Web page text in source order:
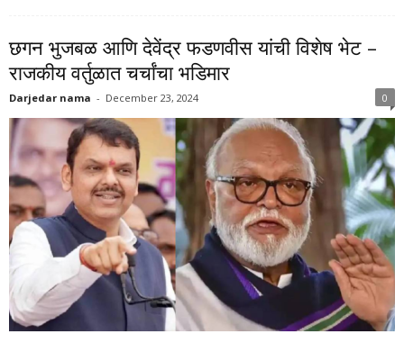
छगन भुजबळ आणि देवेंद्र फडणवीस यांची विशेष भेट –
राजकीय वर्तुळात चर्चांचा भडिमार
Darjedar nama - December 23, 2024 0